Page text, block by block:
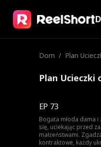
Dom / Plan
szczać
Plan Ucieczki
EP 73
Bogata młoda dama i
się, uciekając przed
małżeństwami.
kontraktowe, każdy